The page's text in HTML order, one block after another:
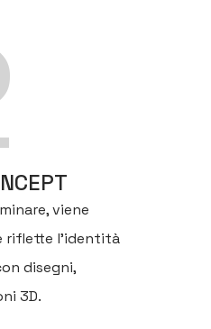
viene
riflette l’identità
disegni,
3D.